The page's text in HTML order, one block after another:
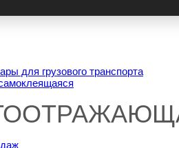
для грузового транспорта